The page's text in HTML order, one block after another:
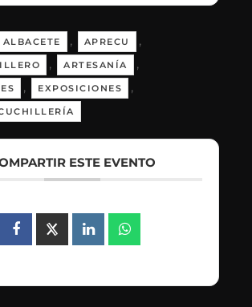
ALBACETE , APRECU ,
, ARTESANÍA ,
, EXPOSICIONES ,
ESTE EVENTO